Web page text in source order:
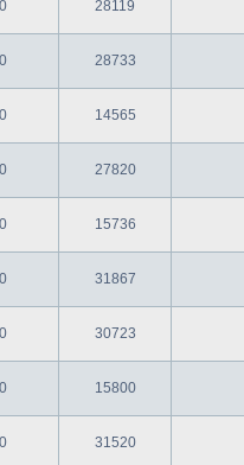
0 28119
0 28733
0 14565
0 27820
0 15736
0 31867
0 30723
0 15800
0 31520